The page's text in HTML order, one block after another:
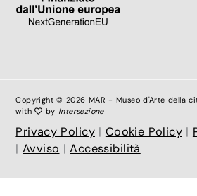
Copyright © 2026 MAR - Museo d'Arte della
with
by Intersezione
Privacy Policy| Cookie Policy |
|Avviso |Accessibilità